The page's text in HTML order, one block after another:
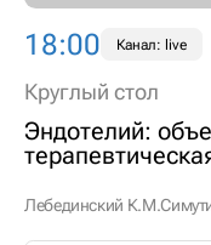
18:00 Канал: live
Круглый стол
Эндотелий:
Лебединский К.М.